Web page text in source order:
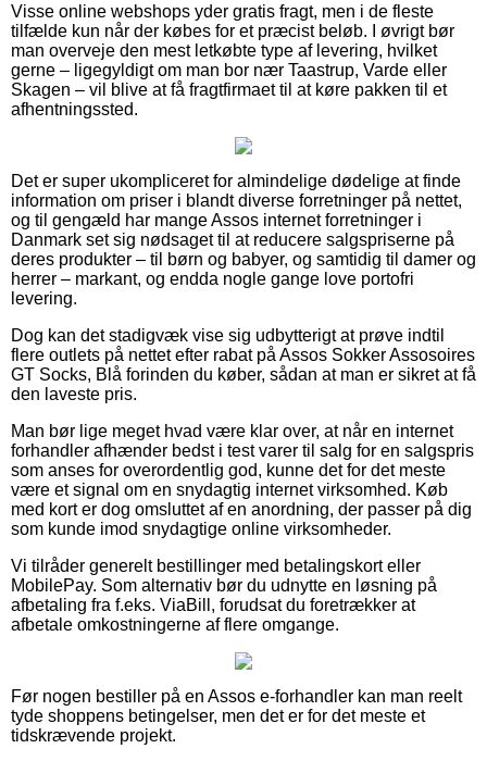
Visse online webshops yder gratis fragt, men i de fleste
tilfælde kun når der købes for et præcist beløb. I øvrigt bør
man overveje den mest letkøbte type af levering, hvilket
gerne – ligegyldigt om man bor nær Taastrup, Varde eller
Skagen – vil blive at få fragtfirmaet til at køre pakken til et
afhentningssted.
Det er super ukompliceret for almindelige dødelige at finde
information om priser i blandt diverse forretninger på nettet,
og til gengæld har mange Assos internet forretninger i
Danmark set sig nødsaget til at reducere salgspriserne på
deres produkter – til børn og babyer, og samtidig til damer og
herrer – markant, og endda nogle gange love portofri
levering.
Dog kan det stadigvæk vise sig udbytterigt at prøve indtil
flere outlets på nettet efter rabat på Assos Sokker Assosoires
GT Socks, Blå forinden du køber, sådan at man er sikret at få
den laveste pris.
Man bør lige meget hvad være klar over, at når en internet
forhandler afhænder bedst i test varer til salg for en salgspris
som anses for overordentlig god, kunne det for det meste
være et signal om en snydagtig internet virksomhed. Køb
med kort er dog omsluttet af en anordning, der passer på dig
som kunde imod snydagtige online virksomheder.
Vi tilråder generelt bestillinger med betalingskort eller
MobilePay. Som alternativ bør du udnytte en løsning på
afbetaling fra f.eks. ViaBill, forudsat du foretrækker at
afbetale omkostningerne af flere omgange.
Før nogen bestiller på en Assos e-forhandler kan man reelt
tyde shoppens betingelser, men det er for det meste et
tidskrævende projekt.